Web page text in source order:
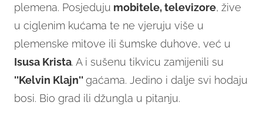
plemena. Posjeduju mobitele, televizore, žive
u ciglenim kućama te ne vjeruju više u
plemenske mitove ili šumske duhove, već u
Isusa Krista. A i sušenu tikvicu zamijenili su
''Kelvin Klajn''gaćama. Jedino i dalje svi hodaju
bosi. Bio grad ili džungla u pitanju.